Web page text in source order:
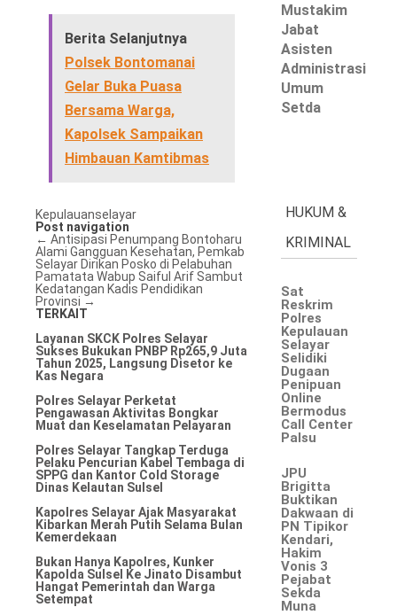
Berita Selanjutnya
Polsek Bontomanai
Gelar Buka Puasa
Bersama Warga,
Kapolsek Sampaikan
Himbauan Kamtibmas
Kepulauanselayar
Post navigation
← Antisipasi Penumpang Bontoharu
Alami Gangguan Kesehatan, Pemkab
Selayar Dirikan Posko di Pelabuhan
Pamatata Wabup Saiful Arif Sambut
Kedatangan Kadis Pendidikan
Provinsi →
TERKAIT
Layanan SKCK Polres Selayar
Sukses Bukukan PNBP Rp265,9 Juta
Tahun 2025, Langsung Disetor ke
Kas Negara
Polres Selayar Perketat
Pengawasan Aktivitas Bongkar
Muat dan Keselamatan Pelayaran
Polres Selayar Tangkap Terduga
Pelaku Pencurian Kabel Tembaga di
SPPG dan Kantor Cold Storage
Dinas Kelautan Sulsel
Kapolres Selayar Ajak Masyarakat
Kibarkan Merah Putih Selama Bulan
Kemerdekaan
Bukan Hanya Kapolres, Kunker
Kapolda Sulsel Ke Jinato Disambut
Hangat Pemerintah dan Warga
Setempat
Mustakim
Jabat
Asisten
Administrasi
Umum
Setda
HUKUM &
KRIMINAL
Sat
Reskrim
Polres
Kepulauan
Selayar
Selidiki
Dugaan
Penipuan
Online
Bermodus
Call Center
Palsu
JPU
Brigitta
Buktikan
Dakwaan di
PN Tipikor
Kendari,
Hakim
Vonis 3
Pejabat
Sekda
Muna